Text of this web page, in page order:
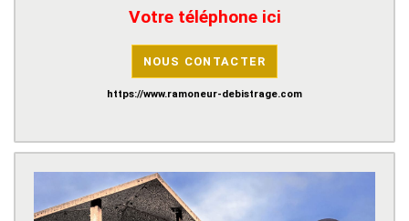
Votre téléphone ici
NOUS CONTACTER
https://www.ramoneur-debistrage.com